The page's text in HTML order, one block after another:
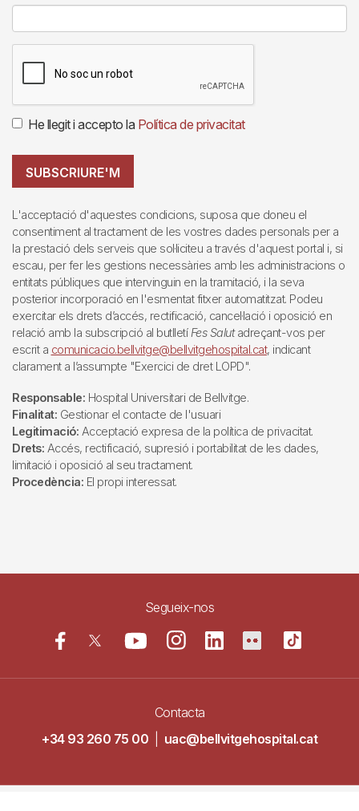
He llegit i accepto la Política de privacitat
SUBSCRIURE'M
L'acceptació d'aquestes condicions, suposa que doneu el
consentiment al tractament de les vostres dades personals per a
la prestació dels serveis que sol·liciteu a través d'aquest portal i, si
escau, per fer les gestions necessàries amb les administracions o
entitats públiques que intervinguin en la tramitació, i la seva
posterior incorporació en l'esmentat fitxer automatitzat. Podeu
exercitar els drets d’accés, rectificació, cancel·lació i oposició en
relació amb la subscripció al butlletí Fes Salutadreçant-vos per
escrit a comunicacio.bellvitge@bellvitgehospital.cat, indicant
clarament a l’assumpte "Exercici de dret LOPD".
Responsable: Hospital Universitari de Bellvitge.
Finalitat: Gestionar el contacte de l'usuari
Legitimació: Acceptació expresa de la política de privacitat.
Drets: Accés, rectificació, supresió i portabilitat de les dades,
limitació i oposició al seu tractament.
Procedència: El propi interessat.
Segueix-nos
Contacta
+34 93 260 75 00
uac@bellvitgehospital.cat